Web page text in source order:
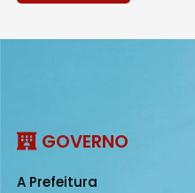
GOVERNO
A Prefeitura